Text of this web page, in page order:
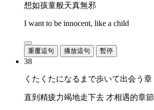
想如孩童般天真無邪
I want to be innocent, like a child
重覆這句 播放這句 暫停
38
くたくたになるまで歩いて出会う章
直到精疲力竭地走下去 才相遇的章節